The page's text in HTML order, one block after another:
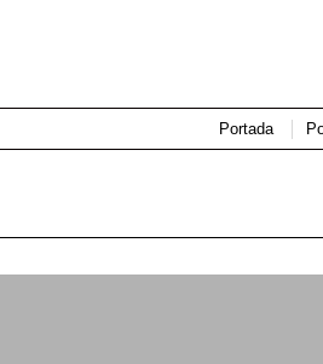
Portada